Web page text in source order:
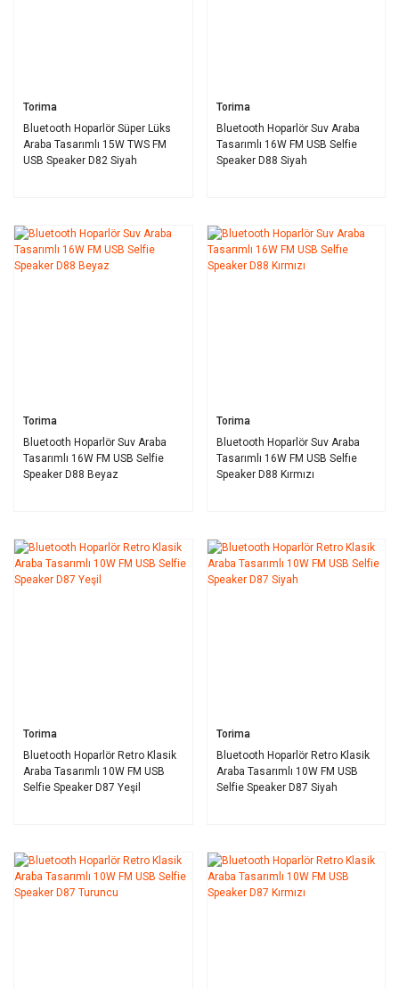
Torima
Bluetooth Hoparlör Süper Lüks
Araba Tasarımlı 15W TWS FM
USB Speaker D82 Siyah
Torima
Bluetooth Hoparlör Suv Araba
Tasarımlı 16W FM USB Selfie
Speaker D88 Siyah
Torima
Bluetooth Hoparlör Suv Araba
Tasarımlı 16W FM USB Selfie
Speaker D88 Beyaz
Torima
Bluetooth Hoparlör Suv Araba
Tasarımlı 16W FM USB Selfıe
Speaker D88 Kırmızı
Torima
Bluetooth Hoparlör Retro Klasik
Araba Tasarımlı 10W FM USB
Selfie Speaker D87 Yeşil
Torima
Bluetooth Hoparlör Retro Klasik
Araba Tasarımlı 10W FM USB
Selfie Speaker D87 Siyah